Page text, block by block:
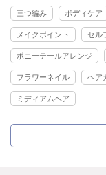
三つ編み ボディケア
メイクポイント セル
ポニーテールアレンジ
フラワーネイル ヘア
ミディアムヘア